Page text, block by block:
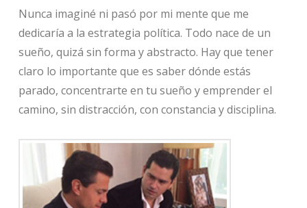
Nunca imaginé ni pasó por mi mente que me
dedicaría a la estrategia política. Todo nace de un
sueño, quizá sin forma y abstracto. Hay que tener
claro lo importante que es saber dónde estás
parado, concentrarte en tu sueño y emprender el
camino, sin distracción, con constancia y disciplina.